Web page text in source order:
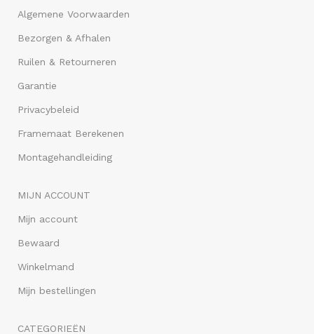
Algemene Voorwaarden
Bezorgen & Afhalen
Ruilen & Retourneren
Garantie
Privacybeleid
Framemaat Berekenen
Montagehandleiding
MIJN ACCOUNT
Mijn account
Bewaard
Winkelmand
Mijn bestellingen
CATEGORIEËN